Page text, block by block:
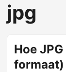
jpg
Hoe